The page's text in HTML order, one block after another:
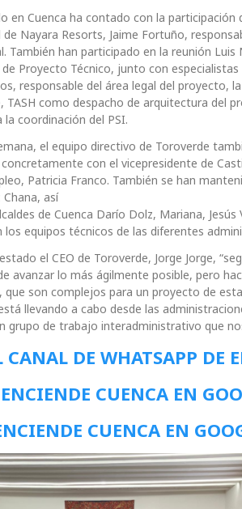
en Cuenca ha contado con la
Nayara Resorts, Jaime Fortuño,
También han participado en la reunión
Proyecto Técnico, junto con
responsable del área legal del proyecto,
TASH como despacho de arquitectura del
la coordinación del PSI.
el equipo directivo de Toroverde
con el vicepresidente de
Patricia Franco. También se han
así
de Cuenca Darío Dolz, Mariana,
los equipos técnicos de las diferentes
el CEO de Toroverde, Jorge Jorge,
avanzar lo más ágilmente posible, pero
son complejos para un proyecto de
llevando a cabo desde las
grupo de trabajo interadministrativo que
CANAL DE WHATSAPP DE
CUENCA EN
CUENCA EN